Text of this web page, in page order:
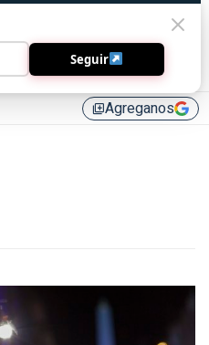
library_addAgreganos
Seguir